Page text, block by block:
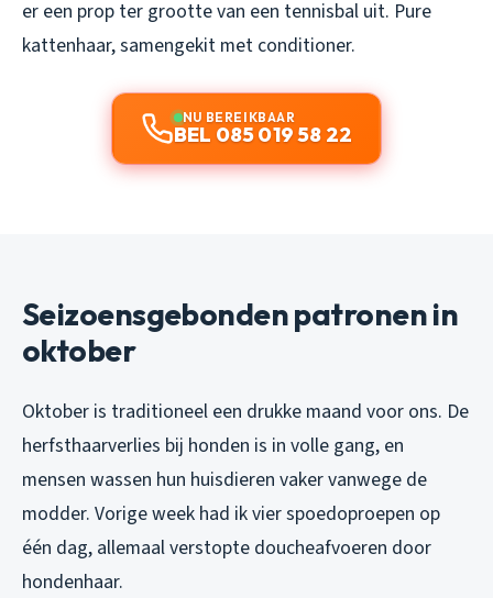
er een prop ter grootte van een tennisbal uit. Pure
kattenhaar, samengekit met conditioner.
NU BEREIKBAAR
BEL 085 019 58 22
Seizoensgebonden patronen in
oktober
Oktober is traditioneel een drukke maand voor ons. De
herfsthaarverlies bij honden is in volle gang, en
mensen wassen hun huisdieren vaker vanwege de
modder. Vorige week had ik vier spoedoproepen op
één dag, allemaal verstopte doucheafvoeren door
hondenhaar.